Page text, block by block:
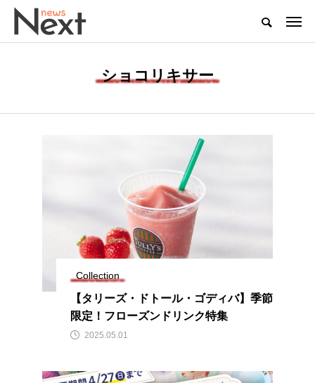
ショコリキサー
Collection
【タリーズ・ドトール・ゴディバ】季節
限定！フローズンドリンク特集
2025.05.01